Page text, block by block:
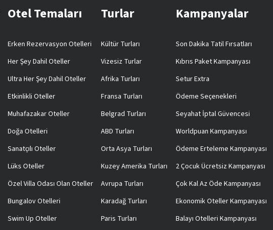
Otel Temaları
Erken Rezervasyon Otelleri
Her Şey Dahil Oteller
Ultra Her Şey Dahil Oteller
Etkinlikli Oteller
Muhafazakar Oteller
Doğa Otelleri
Sanatçılı Oteller
Lüks Oteller
Özel Villa Odası Olan Oteller
Bungalov Otelleri
Swim Up Oteller
Turlar
Kültür Turları
Vizesiz Turlar
Afrika Turları
Fransa Turları
Belgrad Turları
ABD Turları
Orta Asya Turları
Kuzey Amerika Turları
Avrupa Turları
Karadağ Turları
Paris Turları
Kampanyalar
Son Dakika Tatil Fırsatları
Kıbrıs Paket Kampanyası
Setur Extra
Ödeme Seçenekleri
Seyahat İptal Güvencesi
Worldpuan Kampanyası
Ödeme Erteleme Kampanyası
2 Çocuk Ücretsiz Kampanyası
Çok Kal Az Öde Kampanyası
Ekonomik Oteller Kampanyası
Balayı Otelleri Kampanyası